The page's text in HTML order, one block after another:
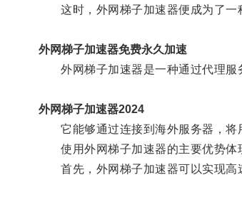
这时，外网梯子加速器便成为了一
外网梯子加速器免费永久加速
外网梯子加速器是一种通过代理服
外网梯子加速器2024
它能够通过连接到海外服务器，将
使用外网梯子加速器的主要优势体
首先，外网梯子加速器可以实现高